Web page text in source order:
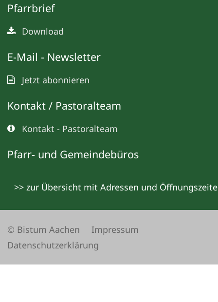
Pfarrbrief
Download
E-Mail - Newsletter
Jetzt abonnieren
Kontakt / Pastoralteam
Kontakt - Pastoralteam
Pfarr- und Gemeindebüros
>> zur Übersicht mit Adressen und
© Bistum Aachen
Impressum
Datenschutzerklärung